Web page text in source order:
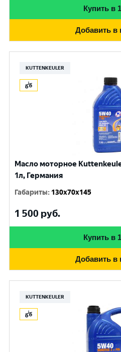
Купить в
Добавить в
KUTTENKEULER
Масло моторное
1л, Германия
Габариты: 130x70x145
1 500 руб.
Купить в
Добавить в
KUTTENKEULER